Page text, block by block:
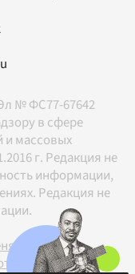
№ ФС77-67642
в сфере
и массовых
г. Редакция не
информации,
Редакция не
с